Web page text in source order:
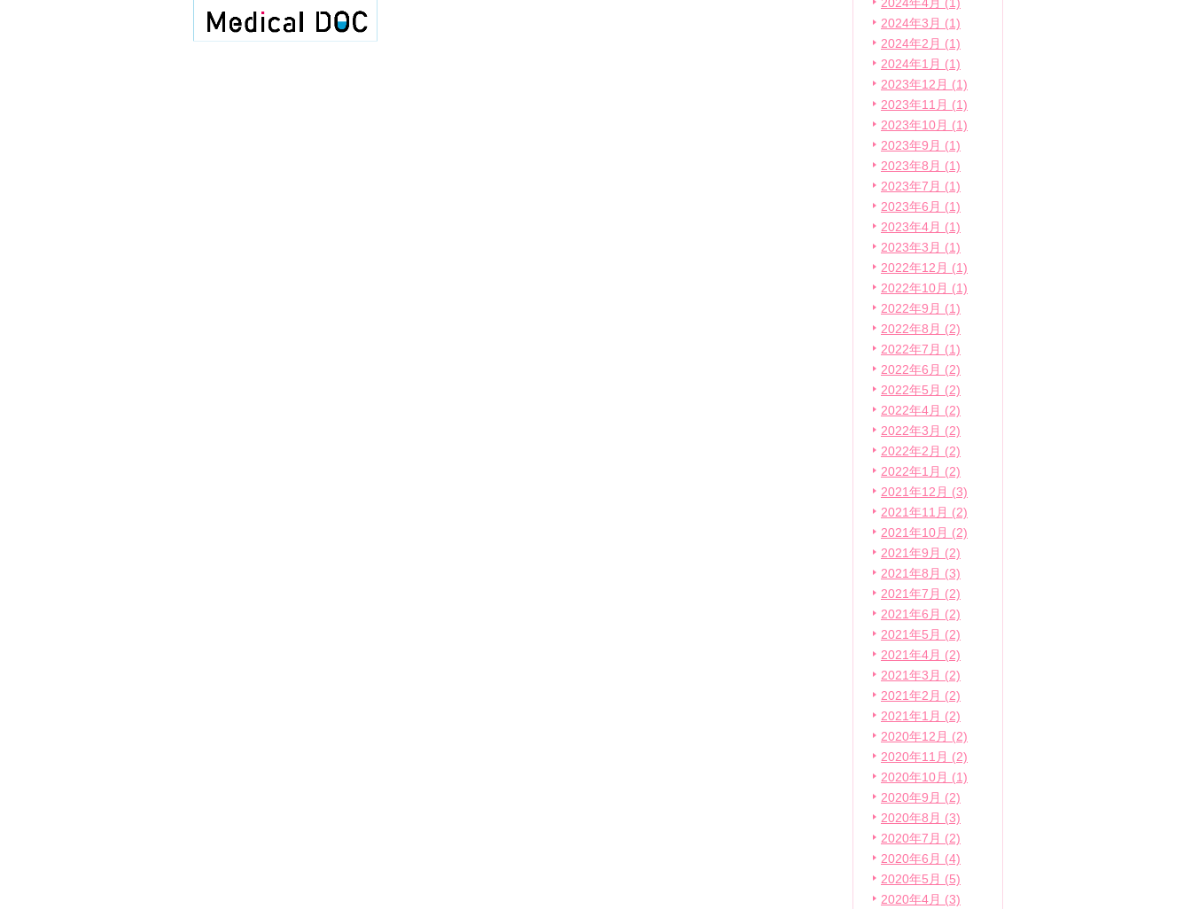
2024年4月 (1)
2024年3月 (1)
2024年2月 (1)
2024年1月 (1)
2023年12月 (1)
2023年11月 (1)
2023年10月 (1)
2023年9月 (1)
2023年8月 (1)
2023年7月 (1)
2023年6月 (1)
2023年4月 (1)
2023年3月 (1)
2022年12月 (1)
2022年10月 (1)
2022年9月 (1)
2022年8月 (2)
2022年7月 (1)
2022年6月 (2)
2022年5月 (2)
2022年4月 (2)
2022年3月 (2)
2022年2月 (2)
2022年1月 (2)
2021年12月 (3)
2021年11月 (2)
2021年10月 (2)
2021年9月 (2)
2021年8月 (3)
2021年7月 (2)
2021年6月 (2)
2021年5月 (2)
2021年4月 (2)
2021年3月 (2)
2021年2月 (2)
2021年1月 (2)
2020年12月 (2)
2020年11月 (2)
2020年10月 (1)
2020年9月 (2)
2020年8月 (3)
2020年7月 (2)
2020年6月 (4)
2020年5月 (5)
2020年4月 (3)